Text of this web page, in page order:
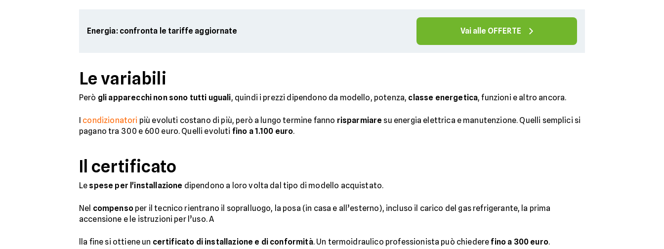
Energia: confronta le tariffe aggiornate Vai alle OFFERTE
Le variabili
Però gli apparecchi non sono tutti uguali, quindi i prezzi dipendono da modello, potenza, classe energetica, funzioni e altro ancora.
I condizionatori più evoluti costano di più, però a lungo termine fanno risparmiare su energia elettrica e manutenzione. Quelli semplici si
pagano tra 300 e 600 euro. Quelli evoluti fino a 1.100 euro.
Il certificato
Le spese per l'installazione dipendono a loro volta dal tipo di modello acquistato.
Nel compensoper il tecnico rientrano il sopralluogo, la posa (in casa e all’esterno), incluso il carico del gas refrigerante, la prima
accensione e le istruzioni per l’uso. A
lla fine si ottiene un certificato di installazione e di conformità. Un termoidraulico professionista può chiederefino a 300 euro.